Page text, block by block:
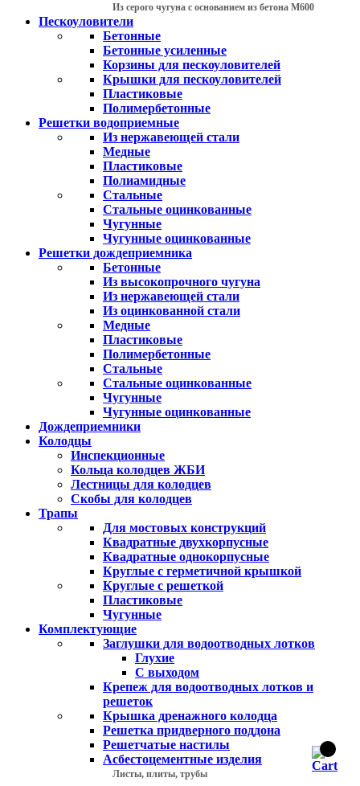
Из серого чугуна с основанием из бетона М600
Пескоуловители
Бетонные
Бетонные усиленные
Корзины для пескоуловителей
Крышки для пескоуловителей
Пластиковые
Полимербетонные
Решетки водоприемные
Из нержавеющей стали
Медные
Пластиковые
Полиамидные
Стальные
Стальные оцинкованные
Чугунные
Чугунные оцинкованные
Решетки дождеприемника
Бетонные
Из высокопрочного чугуна
Из нержавеющей стали
Из оцинкованной стали
Медные
Пластиковые
Полимербетонные
Стальные
Стальные оцинкованные
Чугунные
Чугунные оцинкованные
Дождеприемники
Колодцы
Инспекционные
Кольца колодцев ЖБИ
Лестницы для колодцев
Скобы для колодцев
Трапы
Для мостовых конструкций
Квадратные двухкорпусные
Квадратные однокорпусные
Круглые с герметичной крышкой
Круглые с решеткой
Пластиковые
Чугунные
Комплектующие
Заглушки для водоотводных лотков
Глухие
С выходом
Крепеж для водоотводных лотков и
решеток
Крышка дренажного колодца
Решетка придверного поддона
Решетчатые настилы
Асбестоцементные изделия
Листы, плиты, трубы